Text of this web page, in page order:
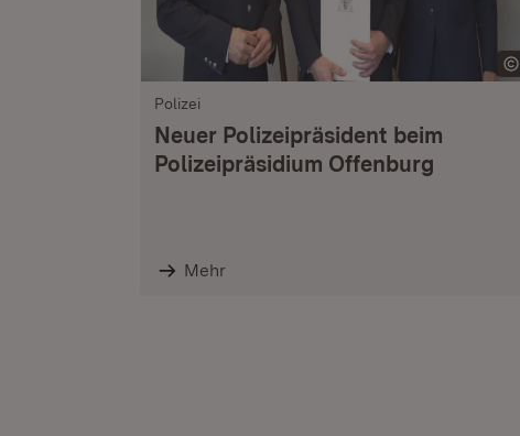
Polizei
Neuer Polizeipräsident beim
Polizeipräsidium Offenburg
Mehr